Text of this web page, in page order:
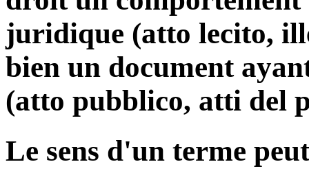
juridique (atto lecito,
bien un document
(atto pubblico, atti del
Le sens d'un terme